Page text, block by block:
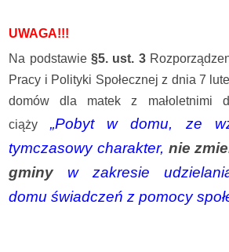
UWAGA!!!
Na podstawie §5. ust. 3
Pracy i Polityki Społecznej z dnia 7
domów dla matek z małoletnimi
ciąży
„Pobyt w domu, ze
tymczasowy charakter, nie
gminy
w zakresie
domu świadczeń z pomocy